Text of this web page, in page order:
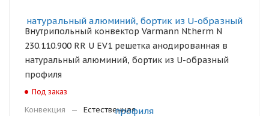
Внутрипольный конвектор Varmann Ntherm N
230.110.900 RR U EV1 решетка анодированная в
натуральный алюминий, бортик из U-образный
профиля
Под заказ
Конвекция —
Естественная